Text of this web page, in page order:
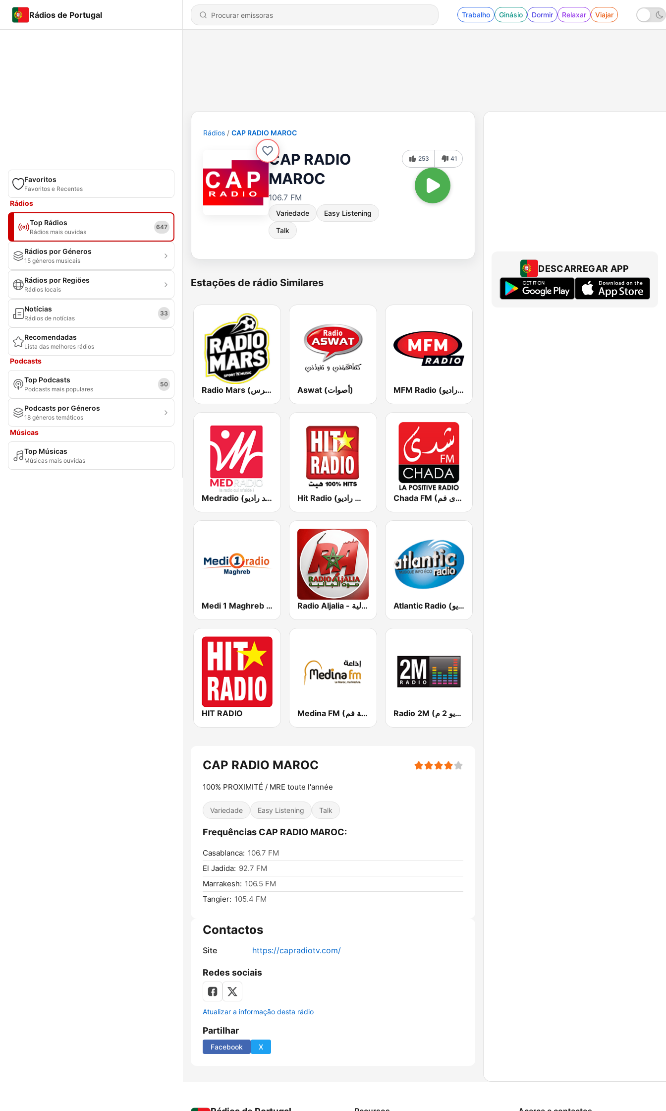
Rádios de Portugal Trabalho Ginásio Dormir Relaxar Viajar
Favoritos
Favoritos e Recentes
Rádios
Top Rádios
Rádios mais ouvidas
647
Rádios por Géneros
15 géneros musicais
Rádios por Regiões
Rádios locais
Notícias
Rádios de notícias
33
Recomendadas
Lista das melhores rádios
Podcasts
Top Podcasts
Podcasts mais populares
50
Podcasts por Géneros
18 géneros temáticos
Músicas
Top Músicas
Músicas mais ouvidas
Rádios CAP RADIO MAROC
CAP RADIO
MAROC
106.7 FM
Variedade Easy Listening
Talk
253 41
Estações de rádio Similares
Radio Mars (راديو مرس) Aswat (أصوات) MFM Radio (مفم راديو)
Medradio (ميد راديو) Hit Radio (هيت راديو) Chada FM (شدى فم)
Medi 1 Maghreb (ميدى1 مغرب) Radio Aljalia - راديو الجالية Atlantic Radio (أتلانتيك راديو)
HIT RADIO Medina FM (إذاعة مدينة فم) Radio 2M (راديو 2 م)
CAP RADIO MAROC
100% PROXIMITÉ / MRE toute l'année
Variedade Easy Listening Talk
Frequências CAP RADIO MAROC:
Casablanca: 106.7 FM
El Jadida: 92.7 FM
Marrakesh: 106.5 FM
Tangier: 105.4 FM
Contactos
Site https://capradiotv.com/
Redes sociais
Atualizar a informação desta rádio
Partilhar
Facebook X
DESCARREGAR APP